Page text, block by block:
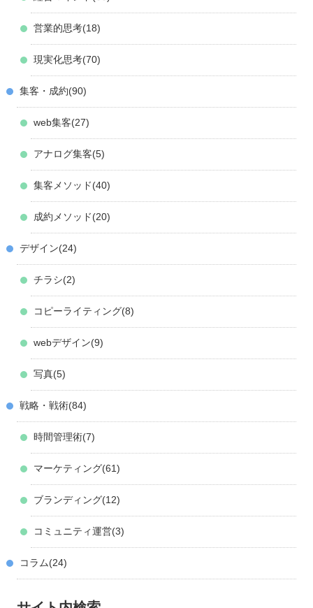
営業的思考 18
現実化思考 70
集客・成約 90
web集客 27
アナログ集客 5
集客メソッド 40
成約メソッド 20
デザイン 24
チラシ 2
コピーライティング 8
webデザイン 9
写真 5
戦略・戦術 84
時間管理術 7
マーケティング 61
ブランディング 12
コミュニティ運営 3
コラム 24